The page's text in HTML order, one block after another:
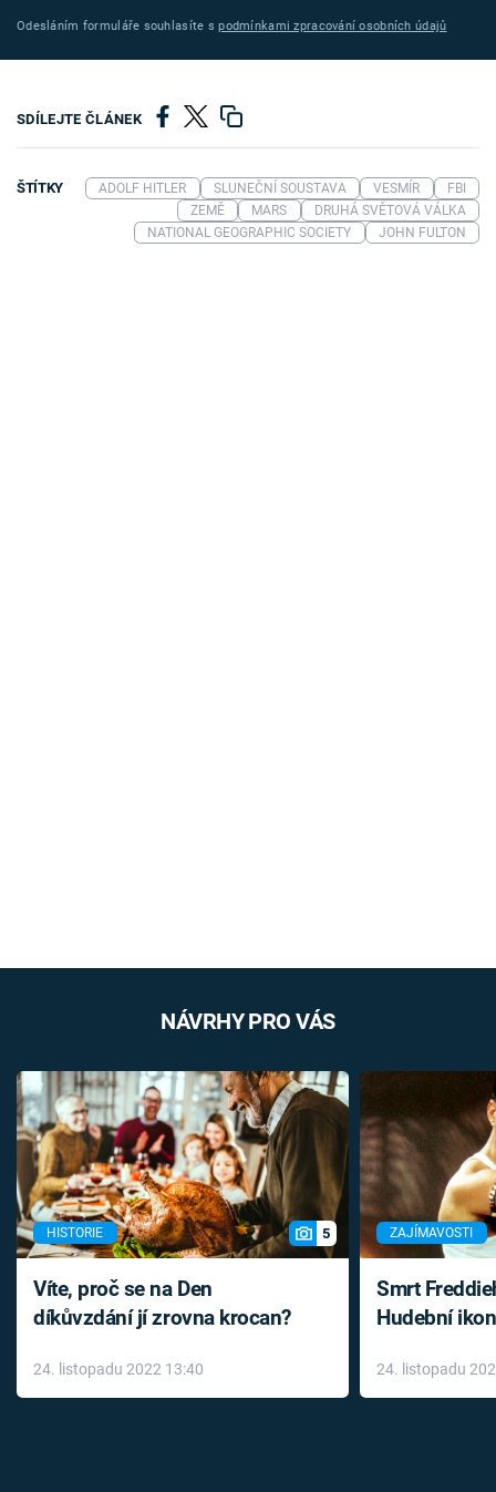
Odesláním formuláře souhlasíte spodmínkami zpracování osobních údajů
SDÍLEJTE ČLÁNEK
ŠTÍTKY ADOLF HITLER SLUNEČNÍ SOUSTAVA VESMÍR
FBI
ZEMĚ
MARS
DRUHÁ SVĚTOVÁ VÁLKA
NATIONAL GEOGRAPHIC SOCIETY
JOHN FULTON
NÁVRHY PRO VÁS
HISTORIE 5
Víte, proč se na Den
díkůvzdání jí zrovna krocan?
24. listopadu 2022 13:40
ZAJÍMAVOSTI
Smrt
Hudební
léky
24. listopadu